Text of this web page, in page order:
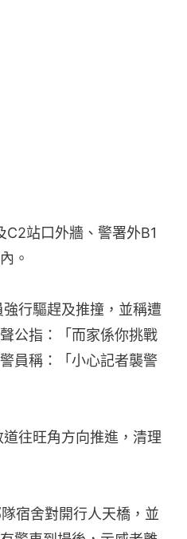
C2站口外牆、警署外B1
。
行驅趕及推撞，並稱遭
公指：「而家係你挑戰
員稱：「小心記者襲警
往旺角方向推進，清理
宿舍對開行人天橋，並